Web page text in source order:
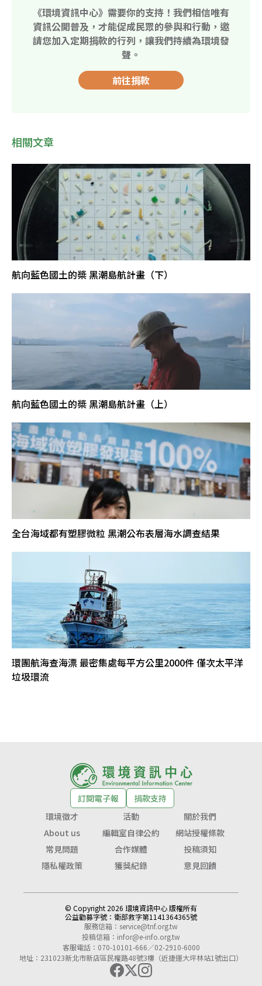
《環境資訊中心》需要你的支持！我們相信唯有
資訊公開普及，才能促成民眾的參與和行動，邀
請您加入定期捐款的行列，讓我們持續為環境發
聲。
前往捐款
相關文章
航向藍色國土的槳 黑潮島航計畫（下）
航向藍色國土的槳 黑潮島航計畫（上）
全台海域都有塑膠微粒 黑潮公布表層海水調查結果
環團航海查海漂 最密集處每平方公里2000件 僅次太平洋
垃圾環流
訂閱電子報
捐款支持
環境徵才
活動
關於我們
About us
編輯室自律公約
網站授權條款
常見問題
合作媒體
投稿須知
隱私權政策
獲獎紀錄 意見回饋
© Copyright 2026 環境資訊中心 版權所有
公益勸募字號： 衛部救字第1141364365號
服務信箱： service@tnf.org.tw
投稿信箱： infor@e-info.org.tw
客服電話：070-10101-666／02-2910-6000
地址：231023新北市新店區民權路48號3樓（近捷運大坪林站1號出口）